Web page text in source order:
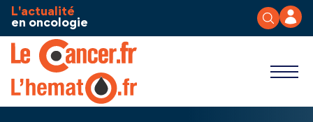
Aller au contenu
L'actualité
en oncologie
Panneau de gestion des cookies